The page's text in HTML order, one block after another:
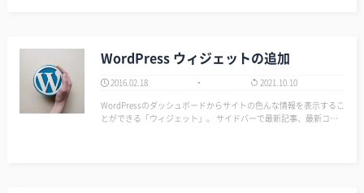
WordPress ウィジェットの追加
2016.02.18
2021.10.10
WordPressのダッシュボードからサイトの色んな情報を表示するこ
とができる「ウィジェット」。 サイドバーで最新記事、最新コメ